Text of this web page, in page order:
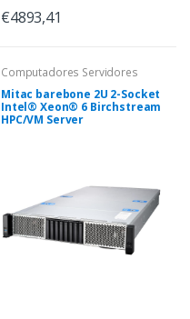
€4893,41
Computadores Servidores
Mitac barebone 2U 2-Socket
Intel® Xeon® 6 Birchstream
HPC/VM Server